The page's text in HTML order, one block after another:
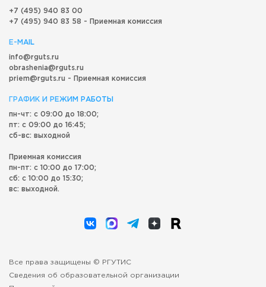
+7 (495) 940 83 00
+7 (495) 940 83 58 - Приемная комиссия
E-MAIL
info@rguts.ru
obrashenia@rguts.ru
priem@rguts.ru - Приемная комиссия
ГРАФИК И РЕЖИМ РАБОТЫ
пн-чт: с 09:00 до 18:00;
пт: с 09:00 до 16:45;
сб-вс: выходной
Приемная комиссия
пн-пт: с 10:00 до 17:00;
сб: с 10:00 до 15:30;
вс: выходной.
Все права защищены © РГУТИС
Сведения об образовательной организации